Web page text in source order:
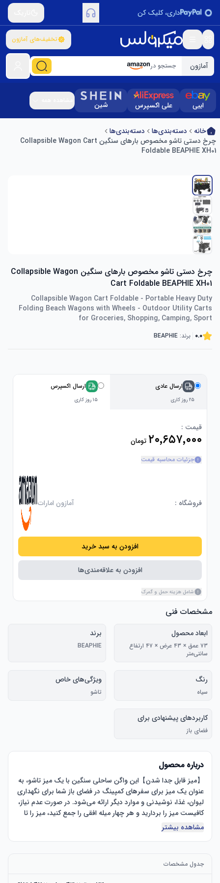
داری، کلیک کن
تخفیف‌های آمازون
آمازون جستجو در
ایبی علی اکسپرس شین
خانه دسته‌بندی‌ها
دسته‌بندی‌ها
چرخ دستی تاشو مخصوص بارهای سنگین Collapsible Wagon Cart
Foldable BEAPHIE XH01
چرخ دستی تاشو مخصوص بارهای سنگین Collapsible Wagon
Cart Foldable BEAPHIE XH01
Collapsible Wagon Cart Foldable - Portable Heavy Duty
Folding Beach Wagons with Wheels - Outdoor Utility Carts
for Groceries, Shopping, Camping, Sport
0.0 برند: BEAPHIE
ارسال عادی
۲۵ روز کاری
ارسال اکسپرس
۱۵ روز کاری
قیمت :
۲۰٬۶۵۷٬۰۰۰ تومان
جزئیات محاسبه قیمت
فروشگاه : آمازون امارات
افزودن به سبد خرید
افزودن به علاقه‌مندی‌ها
شامل هزینه حمل و گمرک
مشخصات فنی
ابعاد محصول
۷۳ عمق × ۴۳ عرض × ۴۷ ارتفاع
سانتی‌متر
برند
BEAPHIE
رنگ
سیاه
ویژگی‌های خاص
تاشو
کاربردهای پیشنهادی برای
محصول
فضای باز
درباره محصول
مشاهده بیشتر
جدول مشخصات